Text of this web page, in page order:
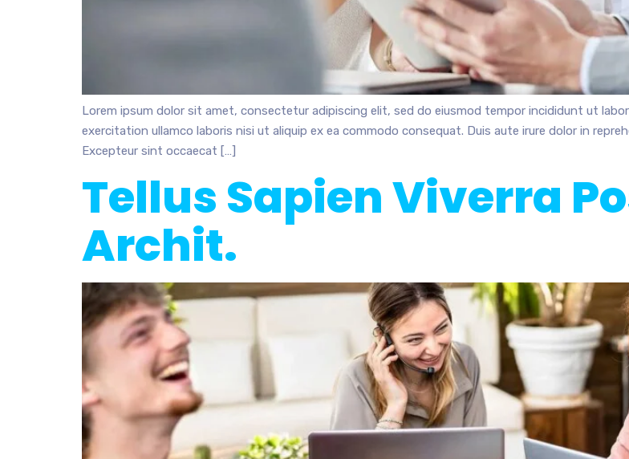
Lorem ipsum dolor sit amet, consectetur adipiscing elit, sed do eiusmod tempor incididunt ut
exercitation ullamco laboris nisi ut aliquip ex ea commodo consequat. Duis aute irure dolor in
Excepteur sint occaecat […]
Tellus Sapien Viverra
Archit.